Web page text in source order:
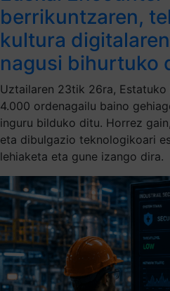
berrikuntzaren,
kultura
nagusi bihurtuko
Uztailaren 23tik 26ra,
4.000 ordenagailu baino
inguru bilduko ditu. Horrez
eta dibulgazio teknologikoari
lehiaketa eta gune izango dira.